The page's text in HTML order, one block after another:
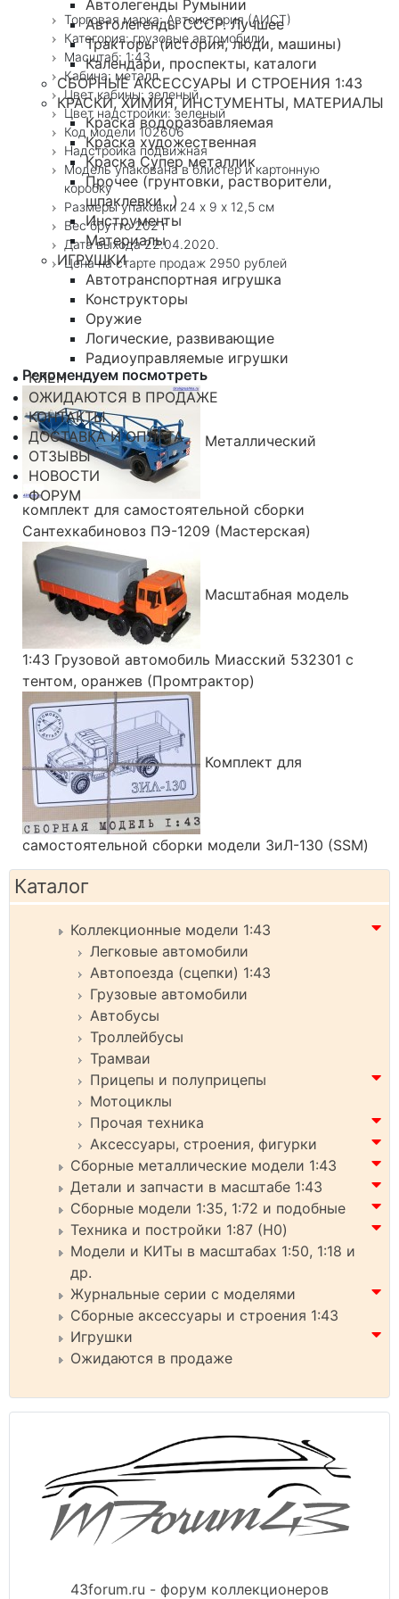
Автолегенды Румынии
Автолегенды СССР. Лучшее
Тракторы (история, люди, машины)
Календари, проспекты, каталоги
СБОРНЫЕ АКСЕССУАРЫ И СТРОЕНИЯ 1:43
КРАСКИ, ХИМИЯ, ИНСТУМЕНТЫ, МАТЕРИАЛЫ
Краска водоразбавляемая
Краска художественная
Краска Супер металлик
Прочее (грунтовки, растворители,
шпаклевки...)
Инструменты
Материалы
ИГРУШКИ
Автотранспортная игрушка
Конструкторы
Оружие
Логические, развивающие
Радиоуправляемые игрушки
КЛЕН
ОЖИДАЮТСЯ В ПРОДАЖЕ
КОНТАКТЫ
ДОСТАВКА И ОПЛАТА
ОТЗЫВЫ
НОВОСТИ
ФОРУМ
Торговая марка: Автоистория (АИСТ)
Категория: грузовые автомобили
Масштаб: 1:43
Кабина: металл
Цвет кабины: зеленый
Цвет надстройки: зеленый
Код модели 102606
Надстройка подвижная
Модель упакована в блистер и картонную
коробку
Размеры упаковки 24 х 9 х 12,5 см
Вес брутто 202 г
Дата выхода 22.04.2020.
Цена на старте продаж 2950 рублей
Рекомендуем посмотреть
Металлический
комплект для самостоятельной сборки
Сантехкабиновоз ПЭ-1209 (Мастерская)
Масштабная модель
1:43 Грузовой автомобиль Миасский 532301 с
тентом, оранжев (Промтрактор)
Комплект для
самостоятельной сборки модели ЗиЛ-130 (SSM)
Каталог
Коллекционные модели 1:43
Легковые автомобили
Автопоезда (сцепки) 1:43
Грузовые автомобили
Автобусы
Троллейбусы
Трамваи
Прицепы и полуприцепы
Мотоциклы
Прочая техника
Аксессуары, строения, фигурки
Сборные металлические модели 1:43
Детали и запчасти в масштабе 1:43
Сборные модели 1:35, 1:72 и подобные
Техника и постройки 1:87 (H0)
Модели и КИТы в масштабах 1:50, 1:18 и
др.
Журнальные серии с моделями
Сборные аксессуары и строения 1:43
Игрушки
Ожидаются в продаже
43forum.ru - форум коллекционеров